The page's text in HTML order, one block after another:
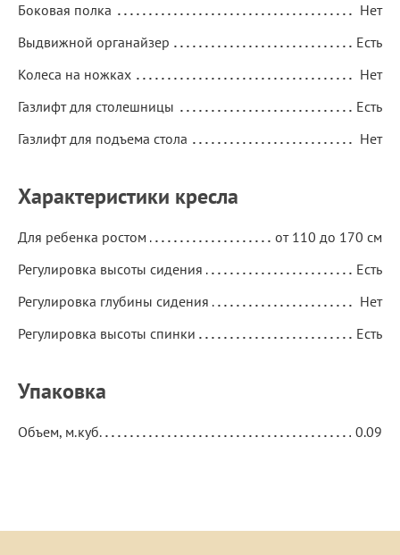
Боковая полка
Нет
Выдвижной органайзер
Есть
Колеса на ножках
Нет
Газлифт для столешницы
Есть
Газлифт для подъема стола
Нет
Характеристики кресла
Для ребенка ростом
от 110 до 170 см
Регулировка высоты сидения
Есть
Регулировка глубины сидения
Нет
Регулировка высоты спинки
Есть
Упаковка
Объем, м.куб. 0.09